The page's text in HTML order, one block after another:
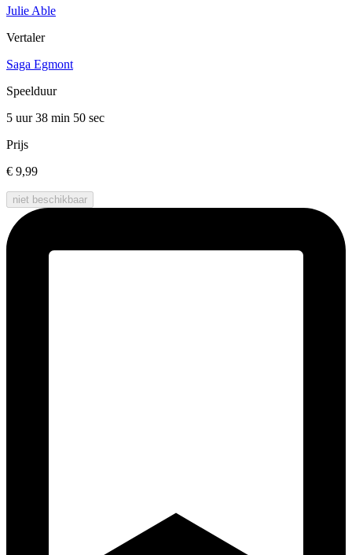
Julie Able
Vertaler
Saga Egmont
Speelduur
5 uur 38 min 50 sec
Prijs
€ 9,99
niet beschikbaar